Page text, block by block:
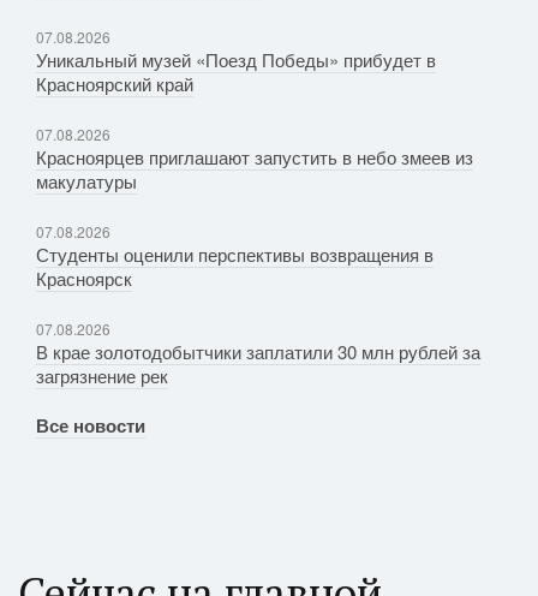
07.08.2026
Уникальный музей «Поезд Победы» прибудет в
Красноярский край
07.08.2026
Красноярцев приглашают запустить в небо змеев из
макулатуры
07.08.2026
Студенты оценили перспективы возвращения в
Красноярск
07.08.2026
В крае золотодобытчики заплатили 30 млн рублей за
загрязнение рек
Все новости